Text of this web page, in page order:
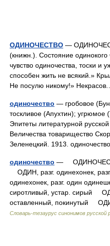
ОДИНОЧЕСТВО —
(книжн.). Состояние
чувство одиночества, тоски и
способен жить не всякий.»
Не посулю никому!»
одиночество — гробовое
тоскливое (Апухтин); угрюмое
Эпитеты литературной
Величества товарищество
Зеленецкий. 1913.
одиночество —
ОДИН, разг. одинехонек,
одинехонек, разг. один
сиротливый, устар. сирый
оставленный, покинутый
Словарь-тезаурус синонимов русской